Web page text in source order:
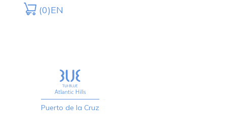
Saltar
Saltar
(0)EN
Puerto de la Cruz